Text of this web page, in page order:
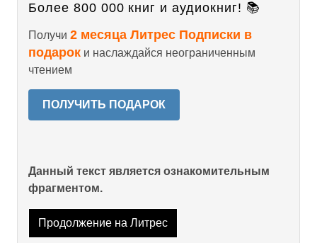
Более 800 000 книг и аудиокниг! 📚
Получи 2 месяца Литрес Подписки в
подарок и наслаждайся неограниченным
чтением
ПОЛУЧИТЬ ПОДАРОК
Данный текст является ознакомительным
фрагментом.
Продолжение на Литрес